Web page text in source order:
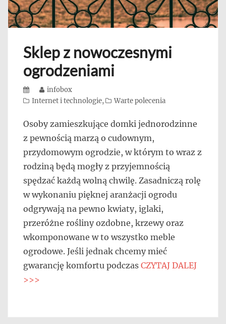
Sklep z nowoczesnymi
ogrodzeniami
Posted
on
Author
infobox
Categories
Internet i technologie, Warte polecenia
Osoby zamieszkujące domki jednorodzinne
z pewnością marzą o cudownym,
przydomowym ogrodzie, w którym to wraz z
rodziną będą mogły z przyjemnością
spędzać każdą wolną chwilę. Zasadniczą rolę
w wykonaniu pięknej aranżacji ogrodu
odgrywają na pewno kwiaty, iglaki,
przeróżne rośliny ozdobne, krzewy oraz
wkomponowane w to wszystko meble
ogrodowe. Jeśli jednak chcemy mieć
gwarancję komfortu podczas CZYTAJ DALEJ
>>>